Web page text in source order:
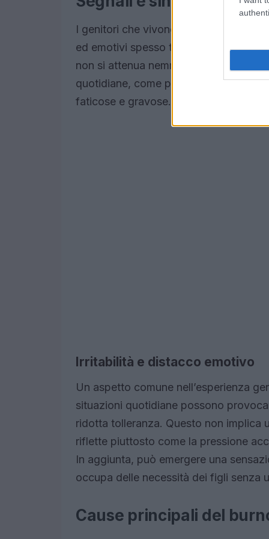
I genitori che vivono questa
ed emotivi spesso trascurati. Uno dei
non si attenua nemmeno con un
quotidiane, come preparare la
faticose e gravose.
Irritabilità e distacco emotivo
Un aspetto comune nell’esperienza
situazioni quotidiane possono
ridotta tolleranza. Questo non implica
riflette piuttosto come la pressione
In aggiunta, può emergere una
occupa delle necessità dei figli senza
Cause principali del